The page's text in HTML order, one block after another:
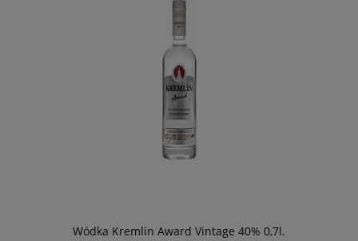
Wódka Kremlin Award Vintage 40% 0,7l.